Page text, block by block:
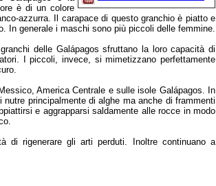
è di un colore
azzurra. Il carapace di questo granchio è piatto e
In generale i maschi sono più piccoli delle femmine.
delle Galápagos sfruttano la loro capacità di
I piccoli, invece, si mimetizzano perfettamente
America Centrale e sulle isole Galápagos. In
principalmente di alghe ma anche di frammenti
e aggrapparsi saldamente alle rocce in modo
di rigenerare gli arti perduti. Inoltre continuano a